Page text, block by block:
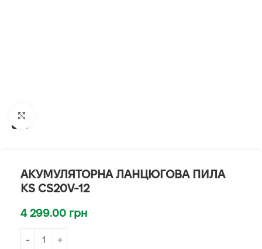
АКУМУЛЯТОРНА ЛАНЦЮГОВА ПИЛА
KS CS20V-12
4 299.00 грн